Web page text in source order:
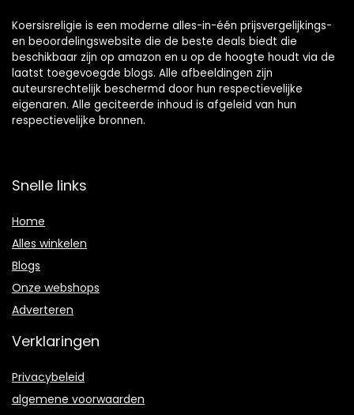
Koersisreligie is een moderne alles-in-één prijsvergelijkings-
en beoordelingswebsite die de beste deals biedt die
beschikbaar zijn op amazon en u op de hoogte houdt via de
laatst toegevoegde blogs. Alle afbeeldingen zijn
auteursrechtelijk beschermd door hun respectievelijke
eigenaren. Alle geciteerde inhoud is afgeleid van hun
respectievelijke bronnen.
Snelle links
Home
Alles winkelen
Blogs
Onze webshops
Adverteren
Verklaringen
Privacybeleid
algemene voorwaarden